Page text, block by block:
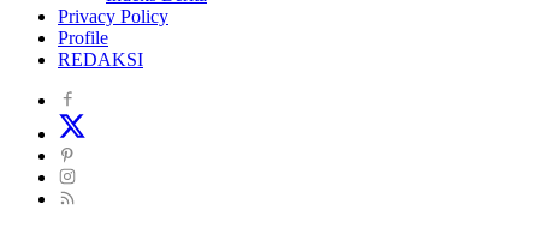
Privacy Policy
Profile
REDAKSI